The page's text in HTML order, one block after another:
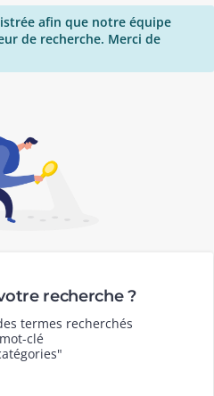
afin que notre équipe
de recherche. Merci de
recherche ?
termes recherchés
clé